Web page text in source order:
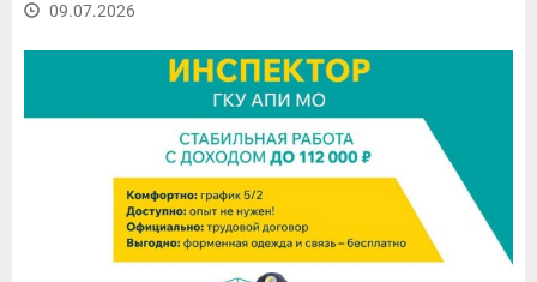
09.07.2026